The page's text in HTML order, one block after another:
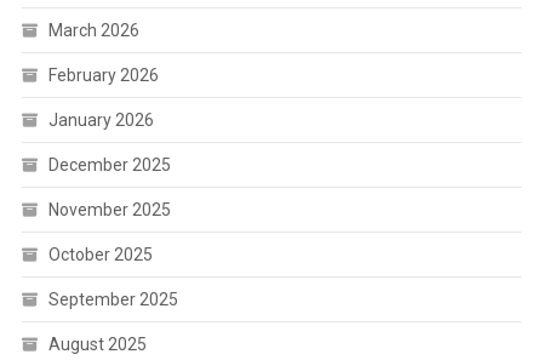
March 2026
February 2026
January 2026
December 2025
November 2025
October 2025
September 2025
August 2025